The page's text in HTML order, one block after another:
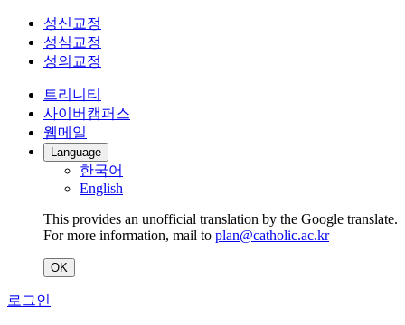
성신교정
성심교정
성의교정
트리니티
사이버캠퍼스
웹메일
Language
한국어
English
This provides an unofficial translation by the Google translate.
For more information, mail to plan@catholic.ac.kr
OK
로그인